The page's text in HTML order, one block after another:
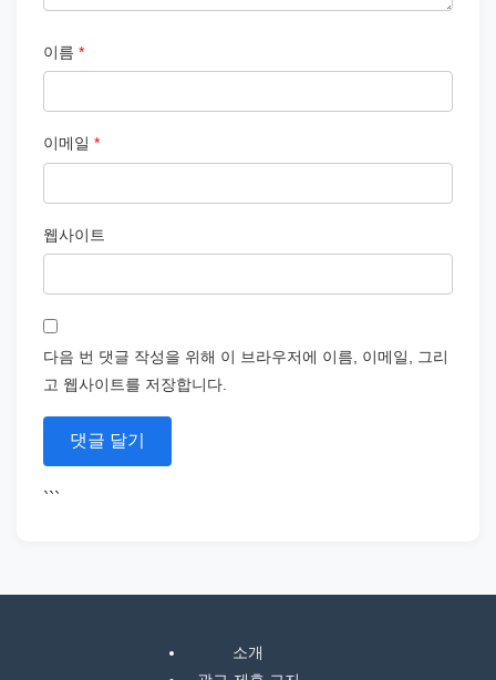
이름 *
이메일 *
웹사이트
다음 번 댓글 작성을 위해 이 브라우저에 이름, 이메일, 그리
고 웹사이트를 저장합니다.
```
소개